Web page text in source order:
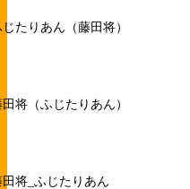
じたりあん（藤田将）
田将（ふじたりあん）
田将_ふじたりあん